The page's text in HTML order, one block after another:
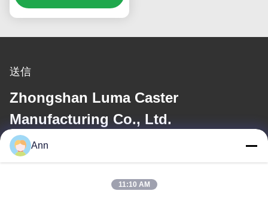
PU ゴムキャスターオフ
送信
Zhongshan Luma Caster
Manufacturing Co., Ltd.
電子メール
Ann
11:10 AM